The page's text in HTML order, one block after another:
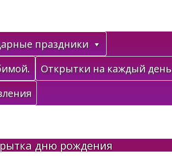
праздники
Открытки на каждый день
дню рождения